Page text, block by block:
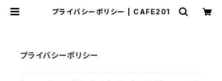
プライバシーポリシー | CAFE201
プライバシーポリシー